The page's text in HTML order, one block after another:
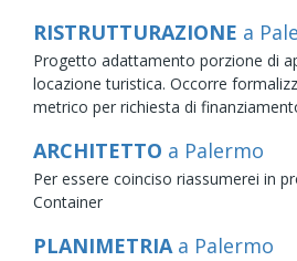
RISTRUTTURAZIONE a
Progetto adattamento porzione di
locazione turistica. Occorre
metrico per richiesta di
ARCHITETTO a Palermo
Per essere coinciso riassumerei in
Container
PLANIMETRIA a Palermo